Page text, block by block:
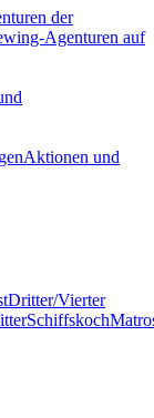
der
Agenturen auf
Aktionen und
Dritter/Vierter
Schiffskoch